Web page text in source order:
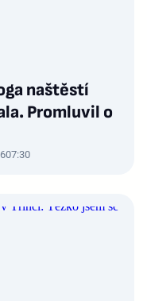
naštěstí
Promluvil o
07:30